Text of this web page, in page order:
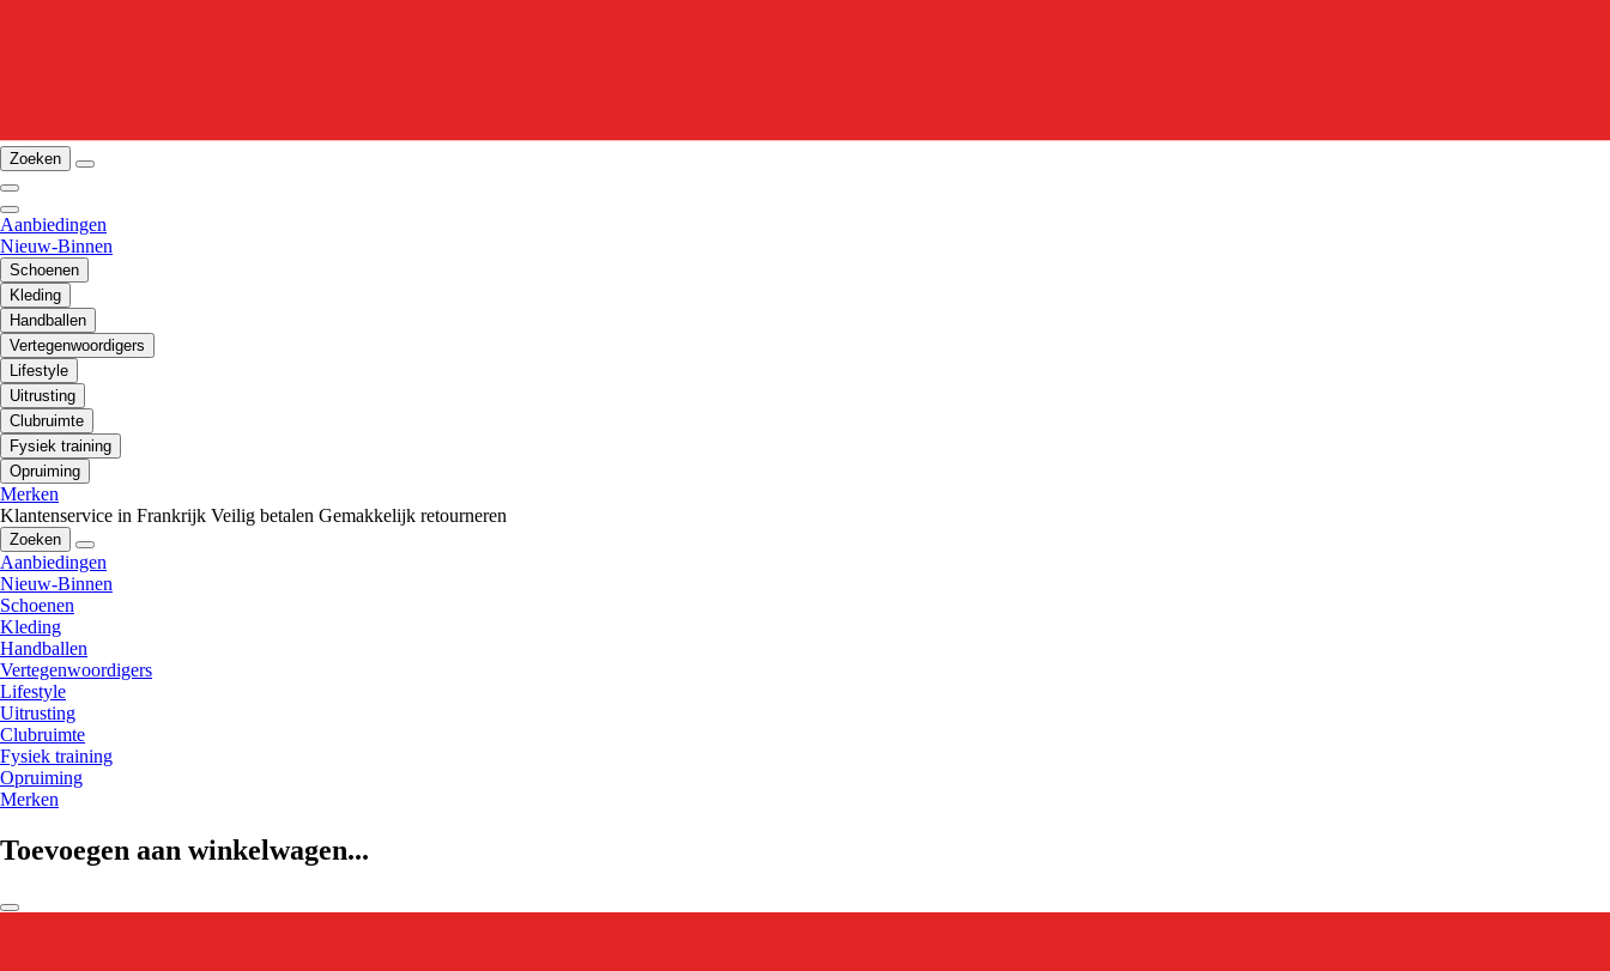
Zoeken
Aanbiedingen
Nieuw-Binnen
Schoenen
Kleding
Handballen
Vertegenwoordigers
Lifestyle
Uitrusting
Clubruimte
Fysiek training
Opruiming
Merken
Klantenservice in Frankrijk Veilig betalen Gemakkelijk retourneren
Zoeken
Aanbiedingen
Nieuw-Binnen
Schoenen
Kleding
Handballen
Vertegenwoordigers
Lifestyle
Uitrusting
Clubruimte
Fysiek training
Opruiming
Merken
Toevoegen aan winkelwagen...